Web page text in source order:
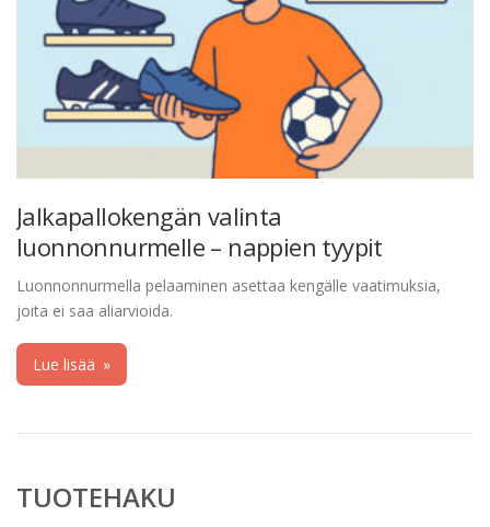
Jalkapallokengän valinta
luonnonnurmelle – nappien tyypit
Luonnonnurmella pelaaminen asettaa kengälle vaatimuksia,
joita ei saa aliarvioida.
Lue lisää »
TUOTEHAKU